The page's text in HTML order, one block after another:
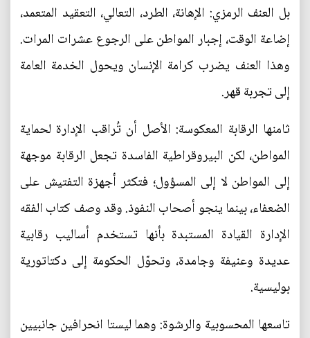
بل العنف الرمزي: الإهانة، الطرد، التعالي، التعقيد المتعمد،
إضاعة الوقت، إجبار المواطن على الرجوع عشرات المرات.
وهذا العنف يضرب كرامة الإنسان ويحول الخدمة العامة
إلى تجربة قهر.
ثامنها الرقابة المعكوسة: الأصل أن تُراقب الإدارة لحماية
المواطن، لكن البيروقراطية الفاسدة تجعل الرقابة موجهة
إلى المواطن لا إلى المسؤول؛ فتكثر أجهزة التفتيش على
الضعفاء، بينما ينجو أصحاب النفوذ. وقد وصف كتاب الفقه
الإدارة القيادة المستبدة بأنها تستخدم أساليب رقابية
عديدة وعنيفة وجامدة، وتحوّل الحكومة إلى دكتاتورية
بوليسية.
تاسعها المحسوبية والرشوة: وهما ليستا انحرافين جانبيين